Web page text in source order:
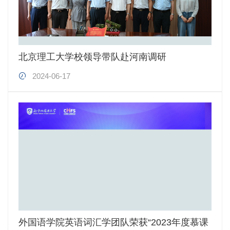
北京理工大学校领导带队赴河南调研
2024-06-17
外国语学院英语词汇学团队荣获“2023年度慕课